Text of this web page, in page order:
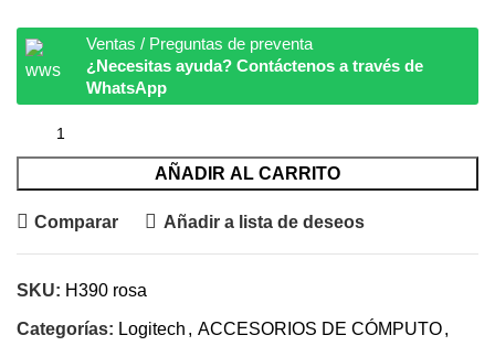
Ventas / Preguntas de preventa
¿Necesitas ayuda? Contáctenos a través de
WhatsApp
AÑADIR AL CARRITO
Comparar Añadir a lista de deseos
SKU: H390 rosa
Categorías: Logitech , ACCESORIOS DE CÓMPUTO,